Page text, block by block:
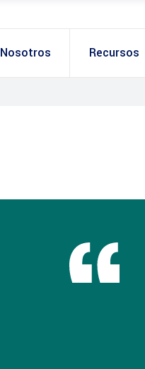
Nosotros Recursos